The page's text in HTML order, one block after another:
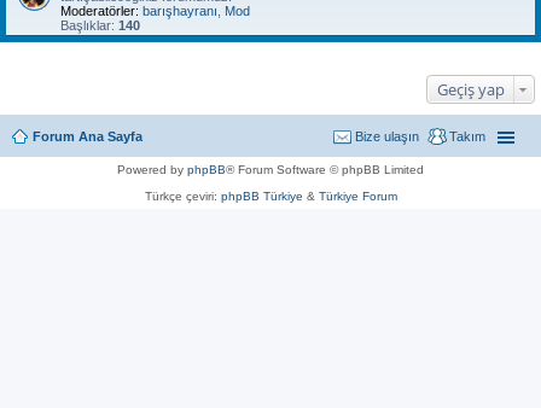
Moderatörler: barışhayranı
Mod
Başlıklar: 140
Geçiş yap
Forum Ana Sayfa Takım
Bize ulaşın
Powered by phpBB® Forum Software © phpBB Limited
Türkçe çeviri: phpBB Türkiye & Türkiye Forum